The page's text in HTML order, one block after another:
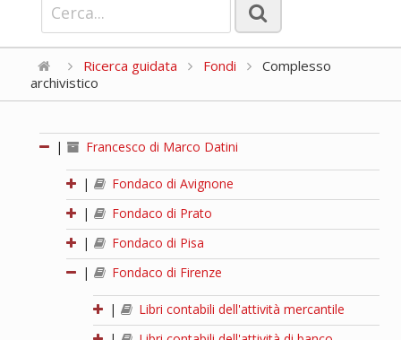
Ricerca guidata Fondi
Complesso
archivistico
| Francesco di Marco Datini
|
Fondaco di Avignone
|
Fondaco di Prato
|
Fondaco di Pisa
|
Fondaco di Firenze
|
Libri contabili dell'attività mercantile